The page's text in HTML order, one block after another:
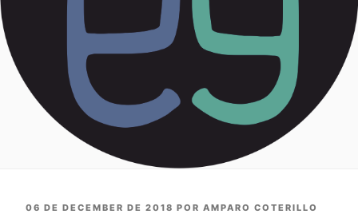
PUBLICADO
06 DE DECEMBER DE 2018 POR AMPARO COTERILLO